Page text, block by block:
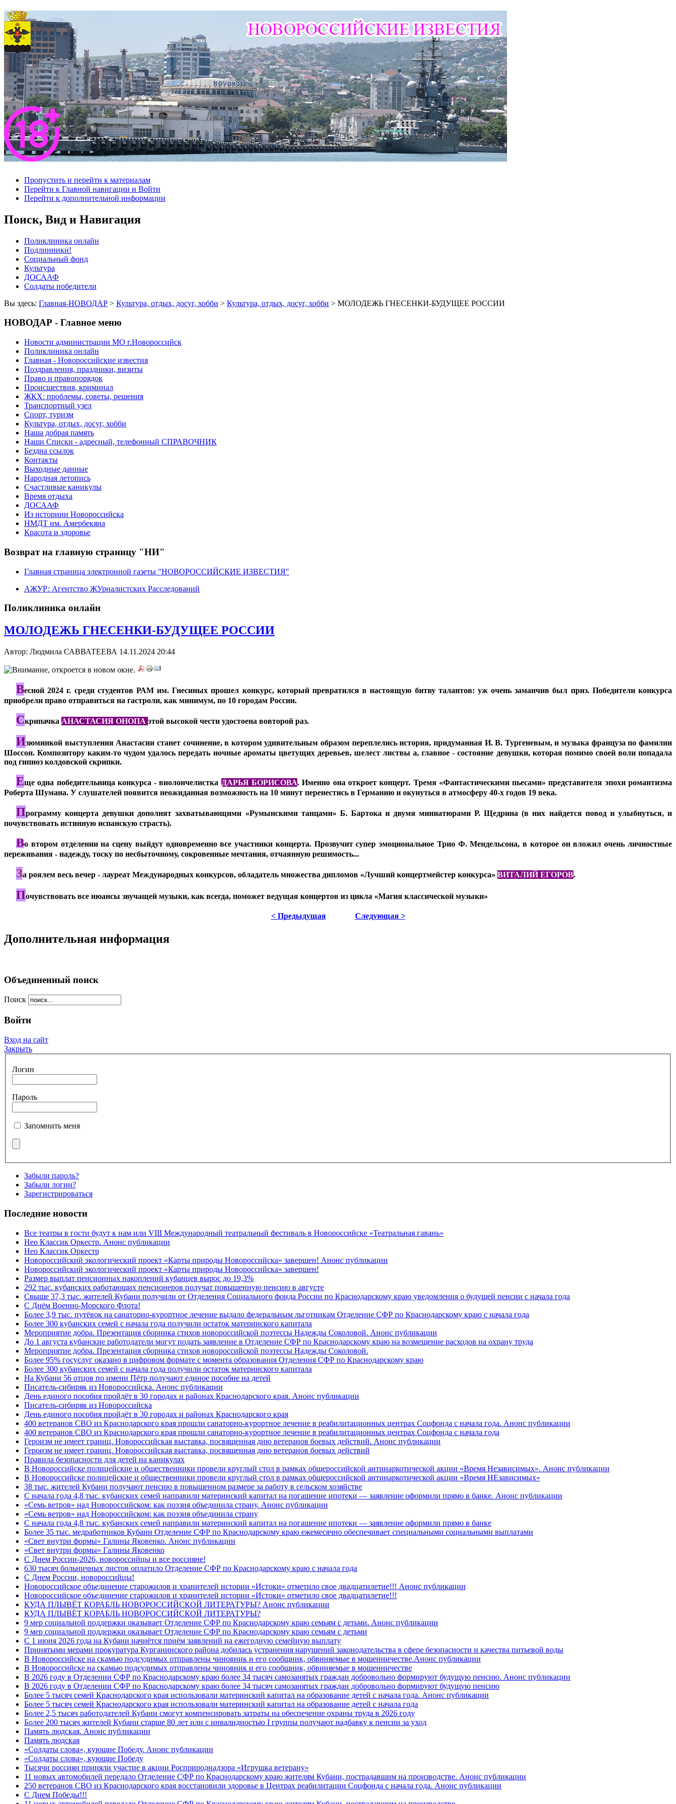
Пропустить и перейти к материалам
Перейти к Главной навигации и Войти
Перейти к дополнительной информации
Поиск, Вид и Навигация
Поликлиника онлайн
Подлинники!
Социальный фонд
Культура
ДОСААФ
Солдаты победители
Вы здесь: Главная-НОВОДАР > Культура, отдых, досуг, хобби > Культура, отдых, досуг, хобби > МОЛОДЕЖЬ ГНЕСЕНКИ-БУДУЩЕЕ РОССИИ
НОВОДАР - Главное меню
Новости администрации МО г.Новороссийск
Поликлиника онлайн
Главная - Новороссийские известия
Поздравления, праздники, визиты
Право и правопорядок
Происшествия, криминал
ЖКХ: проблемы, советы, решения
Транспортный узел
Спорт, туризм
Культура, отдых, досуг, хобби
Наша добрая память
Наши Списки - адресный, телефонный СПРАВОЧНИК
Бездна ссылок
Контакты
Выходные данные
Народная летопись
Счастливые каникулы
Время отдыха
ДОСААФ
Из историии Новороссийска
НМДТ им. Амербекяна
Красота и здоровье
Возврат на главную страницу "НИ"
Главная страница электронной газеты "НОВОРОССИЙСКИЕ ИЗВЕСТИЯ"
АЖУР: Агентство ЖУрналистских Расследований
Поликлиника онлайн
МОЛОДЕЖЬ ГНЕСЕНКИ-БУДУЩЕЕ РОССИИ
Автор: Людмила САВВАТЕЕВА 14.11.2024 20:44
Весной 2024 г. среди студентов РАМ им. Гнесиных прошел конкурс, который превратился в настоящую битву талантов: уж очень заманчив был приз. Победители конкурса
приобрели право отправиться на гастроли, как минимум, по 10 городам России.
Скрипачка АНАСТАСИЯ ОНОПА этой высокой чести удостоена вовторой раз.
Изюминкой выступления Анастасии станет сочинение, в котором удивительным образом переплелись история, придуманная И. В. Тургеневым, и музыка француза по фамилии
Шоссон. Композитору каким-то чудом удалось передать ночные ароматы цветущих деревьев, шелест листвы а, главное - состояние девушки, которая помимо своей воли попадала
под гипноз колдовской скрипки.
Еще одна победительница конкурса - виолончелистка ДАРЬЯ БОРИСОВА.Именно она откроет концерт. Тремя «Фантастическими пьесами» представителя эпохи романтизма
Роберта Шумана. У слушателей появится неожиданная возможность на 10 минут перенестись в Германию и окунуться в атмосферу 40-х годов 19 века.
Программу концерта девушки дополнят захватывающими «Румынскими танцами» Б. Бартока и двумя миниатюрами Р. Щедрина (в них найдется повод и улыбнуться, и
почувствовать истинную испанскую страсть).
Во втором отделении на сцену выйдут одновременно все участники концерта. Прозвучит супер эмоциональное Трио Ф. Мендельсона, в которое он вложил очень личностные
переживания - надежду, тоску по несбыточному, сокровенные мечтания, отчаянную решимость...
За роялем весь вечер - лауреат Международных конкурсов, обладатель множества дипломов «Лучший концертмейстер конкурса» ВИТАЛИЙ ЕГОРОВ.
Почувствовать все нюансы звучащей музыки, как всегда, поможет ведущая концертов из цикла «Магия классической музыки»
< Предыдущая Следующая >
Дополнительная информация
Объединенный поиск
Поиск
Войти
Вход на сайт
Закрыть
Логин
Пароль
Запомнить меня
Забыли пароль?
Забыли логин?
Зарегистрироваться
Последние новости
Все театры в гости будут к нам или VIII Международный театральный фестиваль в Новороссийске «Театральная гавань»
Нео Классик Оркестр. Анонс публикации
Нео Классик Оркестр
Новороссийский экологический проект «Карты природы Новороссийска» завершен! Анонс публикации
Новороссийский экологический проект «Карты природы Новороссийска» завершен!
Размер выплат пенсионных накоплений кубанцев вырос до 19,3%
292 тыс. кубанских работающих пенсионеров получат повышенную пенсию в августе
Свыше 37,3 тыс. жителей Кубани получили от Отделения Социального фонда России по Краснодарскому краю уведомления о будущей пенсии с начала года
C Днём Военно-Морского Флота!
Более 3,9 тыс. путёвок на санаторно-курортное лечение выдало федеральным льготникам Отделение СФР по Краснодарскому краю с начала года
Более 300 кубанских семей с начала года получили остаток материнского капитала
Мероприятие добра. Презентация сборника стихов новороссийской поэтессы Надежды Соколовой. Анонс публикации
До 1 августа кубанские работодатели могут подать заявление в Отделение СФР по Краснодарскому краю на возмещение расходов на охрану труда
Мероприятие добра. Презентация сборника стихов новороссийской поэтессы Надежды Соколовой.
Более 95% госуслуг оказано в цифровом формате с момента образования Отделения СФР по Краснодарскому краю
Более 300 кубанских семей с начала года получили остаток материнского капитала
На Кубани 56 отцов по имени Пётр получают единое пособие на детей
Писатель-сибиряк из Новороссийска. Анонс публикации
День единого пособия пройдёт в 30 городах и районах Краснодарского края. Анонс публикации
Писатель-сибиряк из Новороссийска
День единого пособия пройдёт в 30 городах и районах Краснодарского края
400 ветеранов СВО из Краснодарского края прошли санаторно-курортное лечение в реабилитационных центрах Соцфонда с начала года. Анонс публикации
400 ветеранов СВО из Краснодарского края прошли санаторно-курортное лечение в реабилитационных центрах Соцфонда с начала года
Героизм не имеет границ. Новороссийская выставка, посвященная дню ветеранов боевых действий. Анонс публикации
Героизм не имеет границ. Новороссийская выставка, посвященная дню ветеранов боевых действий
Правила безопасности для детей на каникулах
В Новороссийске полицейские и общественники провели круглый стол в рамках общероссийской антинаркотической акции «Время Независимых». Анонс публикации
В Новороссийске полицейские и общественники провели круглый стол в рамках общероссийской антинаркотической акции «Время НЕзависимых»
38 тыс. жителей Кубани получают пенсию в повышенном размере за работу в сельском хозяйстве
С начала года 4,8 тыс. кубанских семей направили материнский капитал на погашение ипотеки — заявление оформили прямо в банке. Анонс публикации
«Семь ветров» над Новороссийском: как поэзия объединила страну. Анонс публикации
«Семь ветров» над Новороссийском: как поэзия объединила страну
С начала года 4,8 тыс. кубанских семей направили материнский капитал на погашение ипотеки — заявление оформили прямо в банке
Более 35 тыс. медработников Кубани Отделение СФР по Краснодарскому краю ежемесячно обеспечивает специальными социальными выплатами
«Свет внутри формы» Галины Яковенко. Анонс публикации
«Свет внутри формы» Галины Яковенко
C Днем России-2026, новороссийцы и все россияне!
630 тысяч больничных листов оплатило Отделение СФР по Краснодарскому краю с начала года
C Днем России, новороссийцы!
Новороссийское объединение старожилов и хранителей истории «Истоки» отметило свое двадцатилетие!!! Анонс публикации
Новороссийское объединение старожилов и хранителей истории «Истоки» отметило свое двадцатилетие!!!
КУДА ПЛЫВЁТ КОРАБЛЬ НОВОРОССИЙСКОЙ ЛИТЕРАТУРЫ? Анонс публикации
КУДА ПЛЫВЁТ КОРАБЛЬ НОВОРОССИЙСКОЙ ЛИТЕРАТУРЫ?
9 мер социальной поддержки оказывает Отделение СФР по Краснодарскому краю семьям с детьми. Анонс публикации
9 мер социальной поддержки оказывает Отделение СФР по Краснодарскому краю семьям с детьми
С 1 июня 2026 года на Кубани начнётся приём заявлений на ежегодную семейную выплату
Принятыми мерами прокуратура Курганинского района добилась устранения нарушений законодательства в сфере безопасности и качества питьевой воды
В Новороссийске на скамью подсудимых отправлены чиновник и его сообщник, обвиняемые в мошенничестве.Анонс публикации
В Новороссийске на скамью подсудимых отправлены чиновник и его сообщник, обвиняемые в мошенничестве
В 2026 году в Отделении СФР по Краснодарскому краю более 34 тысяч самозанятых граждан добровольно формируют будущую пенсию. Анонс публикации
В 2026 году в Отделении СФР по Краснодарскому краю более 34 тысяч самозанятых граждан добровольно формируют будущую пенсию
Более 5 тысяч семей Краснодарского края использовали материнский капитал на образование детей с начала года. Анонс публикации
Более 5 тысяч семей Краснодарского края использовали материнский капитал на образование детей с начала года
Более 2,5 тысяч работодателей Кубани смогут компенсировать затраты на обеспечение охраны труда в 2026 году
Более 200 тысяч жителей Кубани старше 80 лет или с инвалидностью I группы получают надбавку к пенсии за уход
Память людская. Анонс публикации
Память людская
«Солдаты слова», кующие Победу. Анонс публикации
«Солдаты слова», кующие Победу
Тысячи россиян приняли участие в акции Росприроднадзора «Игрушка ветерану»
11 новых автомобилей передало Отделение СФР по Краснодарскому краю жителям Кубани, пострадавшим на производстве. Анонс публикации
250 ветеранов СВО из Краснодарского края восстановили здоровье в Центрах реабилитации Соцфонда с начала года. Анонс публикации
С Днем Победы!!!